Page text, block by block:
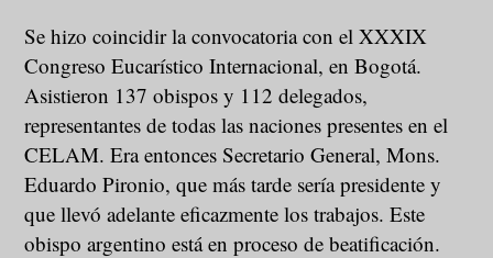
Se hizo coincidir la convocatoria con el XXXIX
Congreso Eucarístico Internacional, en Bogotá.
Asistieron 137 obispos y 112 delegados,
representantes de todas las naciones presentes en el
CELAM. Era entonces Secretario General, Mons.
Eduardo Pironio, que más tarde sería presidente y
que llevó adelante eficazmente los trabajos. Este
obispo argentino está en proceso de beatificación.